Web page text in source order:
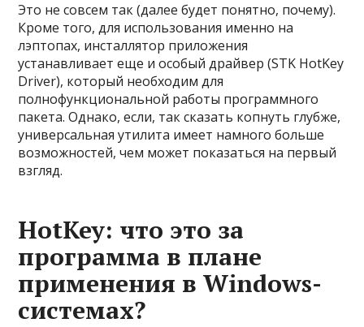
Это не совсем так (далее будет понятно, почему).
Кроме того, для использования именно на
лэптопах, инсталлятор приложения
устанавливает еще и особый драйвер (STK HotKey
Driver), который необходим для
полнофункциональной работы программного
пакета. Однако, если, так сказать копнуть глубже,
универсальная утилита имеет намного больше
возможностей, чем может показаться на первый
взгляд.
HotKey: что это за
программа в плане
применения в Windows-
системах?